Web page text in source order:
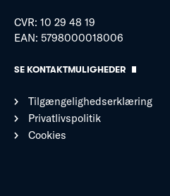
CVR: 10 29 48 19
EAN: 5798000018006
SE KONTAKTMULIGHEDER
Tilgængelighedserklæring
Privatlivspolitik
Cookies